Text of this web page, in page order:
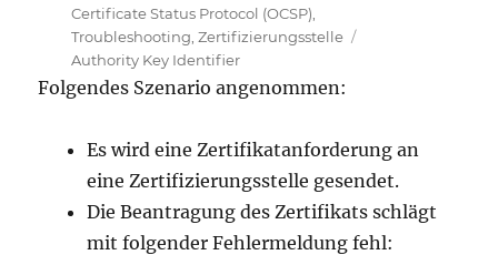
am
Certificate Status Protocol (OCSP)
Troubleshooting Zertifizierungsstelle
Authority Key Identifier
Folgendes Szenario angenommen:
Es wird eine Zertifikatanforderung an
eine Zertifizierungsstelle gesendet.
Die Beantragung des Zertifikats schlägt
mit folgender Fehlermeldung fehl: